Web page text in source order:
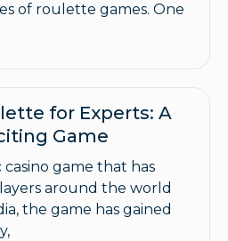
of roulette games. One
for Experts: A
Game
casino game that has
around the world
the game has gained